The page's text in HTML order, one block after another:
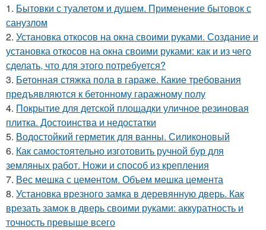
1. Бытовки с туалетом и душем. Применение бытовок с
санузлом
2. Установка откосов на окна своими руками. Создание и
установка откосов на окна своими руками: как и из чего
сделать, что для этого потребуется?
3. Бетонная стяжка пола в гараже. Какие требования
предъявляются к бетонному гаражному полу
4. Покрытие для детской площадки уличное резиновая
плитка. Достоинства и недостатки
5. Водостойкий герметик для ванны. Силиконовый
6. Как самостоятельно изготовить ручной бур для
земляных работ. Ножи и способ из крепления
7. Вес мешка с цементом. Объем мешка цемента
8. Установка врезного замка в деревянную дверь. Как
врезать замок в дверь своими руками: аккуратность и
точность превыше всего